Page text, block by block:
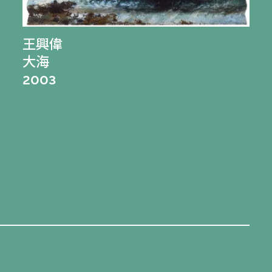
王興偉
大海
2003